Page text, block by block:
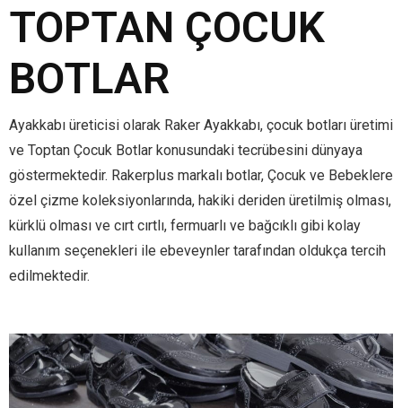
TOPTAN ÇOCUK
BOTLAR
Ayakkabı üreticisi olarak Raker Ayakkabı, çocuk botları üretimi
ve Toptan Çocuk Botlar konusundaki tecrübesini dünyaya
göstermektedir. Rakerplus markalı botlar, Çocuk ve Bebeklere
özel çizme koleksiyonlarında, hakiki deriden üretilmiş olması,
kürklü olması ve cırt cırtlı, fermuarlı ve bağcıklı gibi kolay
kullanım seçenekleri ile ebeveynler tarafından oldukça tercih
edilmektedir.